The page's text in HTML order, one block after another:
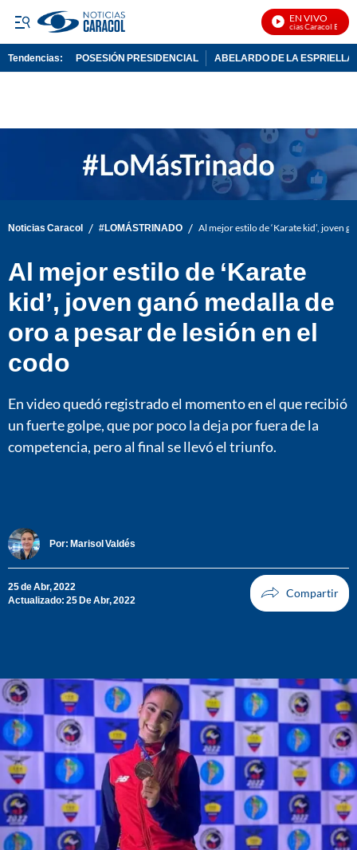
EN VIVO
Noticias Caracol En Vivo
Tendencias: POSESIÓN PRESIDENCIAL ABELARDO DE LA ESPRIELLA
Noticias Caracol / #LOMÁSTRINADO / Al mejor estilo de ‘Karate kid’, joven
Al mejor estilo de ‘Karate
kid’, joven ganó medalla de
oro a pesar de lesión en el
codo
En video quedó registrado el momento en el que recibió
un fuerte golpe, que por poco la deja por fuera de la
competencia, pero al final se llevó el triunfo.
Por: Marisol Valdés
25 de Abr, 2022
Actualizado: 25 De Abr, 2022